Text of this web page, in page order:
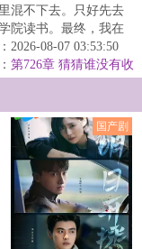
混不下去。只好先去
院读书。最终，我在
天才的称赞中迷失了
了不...
2026-08-07 03:53:50
第726章 猜猜谁没有收
国产剧